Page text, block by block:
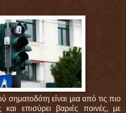
σηματοδότη είναι μια από τις πιο
και επισύρει βαριές ποινές, με